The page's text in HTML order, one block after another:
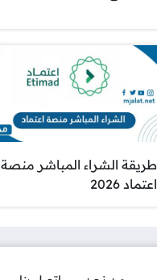
طريقة الشراء المباشر منصة
اعتماد 2026